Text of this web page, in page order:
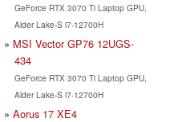
GeForce RTX 3070 Ti Laptop GPU,
Alder Lake-S i7-12700H
MSI Vector GP76 12UGS-
434
GeForce RTX 3070 Ti Laptop GPU,
Alder Lake-S i7-12700H
Aorus 17 XE4